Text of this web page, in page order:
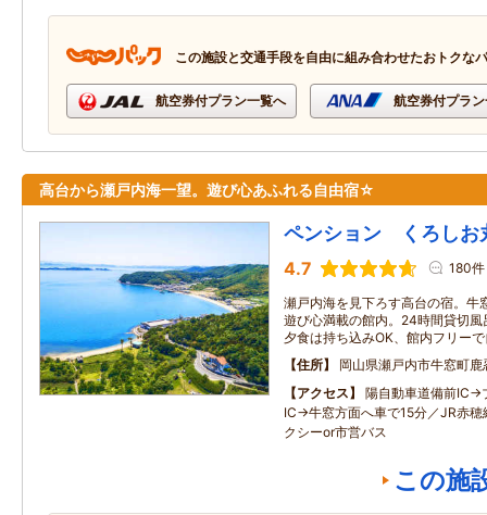
この施設と交通手段を自由に組み合わせたおトクな
航空券付プラン一覧へ 航空券付プラ
高台から瀬戸内海一望。遊び心あふれる自由宿☆
ペンション くろしお
4.7 180件
瀬戸内海を見下ろす高台の宿。牛
遊び心満載の館内。24時間貸切
夕食は持ち込みOK、館内フリー
住所
岡山県瀬戸内市牛窓町
アクセス
陽自動車道備前IC→
IC→牛窓方面へ車で15分／JR赤穂
クシーor市営バス
この施